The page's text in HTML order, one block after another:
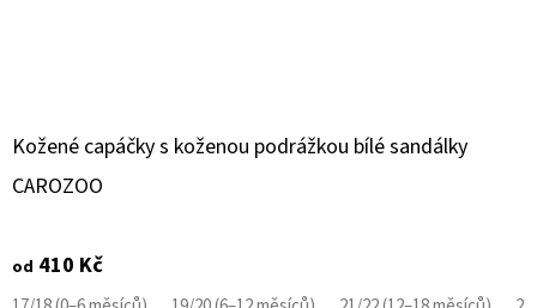
Kožené capáčky s koženou podrážkou bílé sandálky
CAROZOO
od 410 Kč